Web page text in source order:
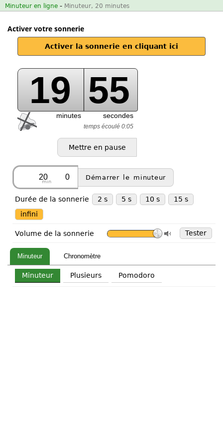
Minuteur en ligne - Minuteur, 20 minutes
Activer votre sonnerie
Activer la sonnerie en cliquant ici
19 55
minutes secondes
temps écoulé 0:05
min
Durée de la sonnerie 2 s 5 s 10 s
15 s
infini
Volume de la sonnerie Tester
Minuteur Chronomètre
Minuteur Plusieurs Pomodoro